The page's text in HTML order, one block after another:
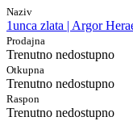
Naziv
1unca zlata | Argor
Prodajna
Trenutno nedostupno
Otkupna
Trenutno nedostupno
Raspon
Trenutno nedostupno